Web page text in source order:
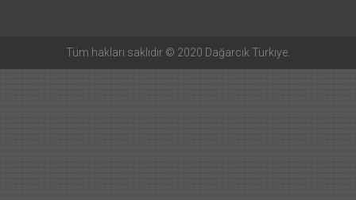
Tüm hakları saklıdır © 2020 Dağarcık Türkiye.